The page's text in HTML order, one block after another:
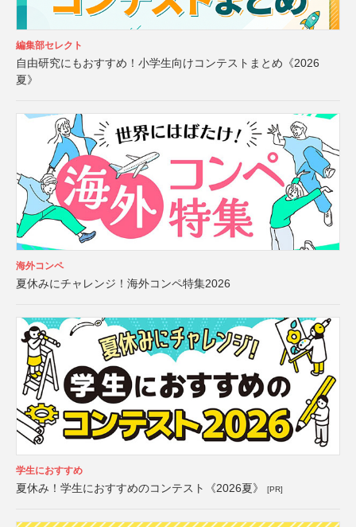
編集部セレクト
自由研究にもおすすめ！小学生向けコンテストまとめ《2026
夏》
海外コンペ
夏休みにチャレンジ！海外コンペ特集2026
学生におすすめ
夏休み！学生におすすめのコンテスト《2026夏》 [PR]